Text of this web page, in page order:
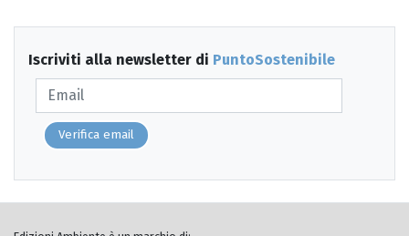
Iscriviti alla newsletter di PuntoSostenibile
Verifica email